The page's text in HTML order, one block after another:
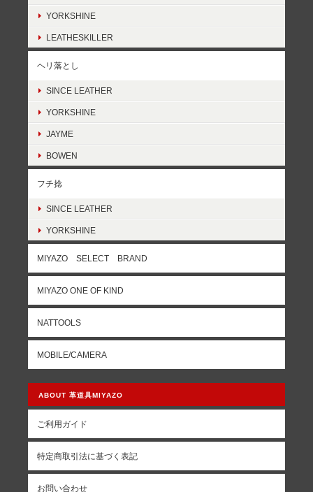
YORKSHINE
LEATHESKILLER
ヘリ落とし
SINCE LEATHER
YORKSHINE
JAYME
BOWEN
フチ捻
SINCE LEATHER
YORKSHINE
MIYAZO SELECT BRAND
MIYAZO ONE OF KIND
NATTOOLS
MOBILE/CAMERA
ABOUT 革道具MIYAZO
ご利用ガイド
特定商取引法に基づく表記
お問い合わせ